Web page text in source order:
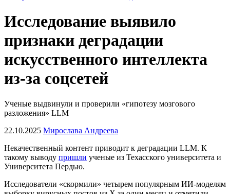
Исследование выявило
признаки деградации
искусственного интеллекта
из-за соцсетей
Ученые выдвинули и проверили «гипотезу мозгового
разложения» LLM
22.10.2025 Мирослава Андреева
Некачественный контент приводит к деградации LLM. К
такому выводу пришли ученые из Техасского университета и
Университета Пердью.
Исследователи «скормили» четырем популярным ИИ-моделям